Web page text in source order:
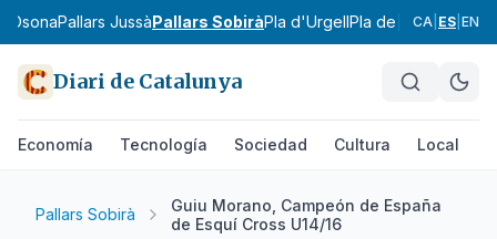
OsonaPallars JussàPallars SobiràPla d'UrgellPla de l'Estany
CA ES EN
Diari de Catalunya
Economía Tecnología Sociedad Cultura Local
Pallars Sobirà
Guiu Morano, Campeón de España
de Esquí Cross U14/16